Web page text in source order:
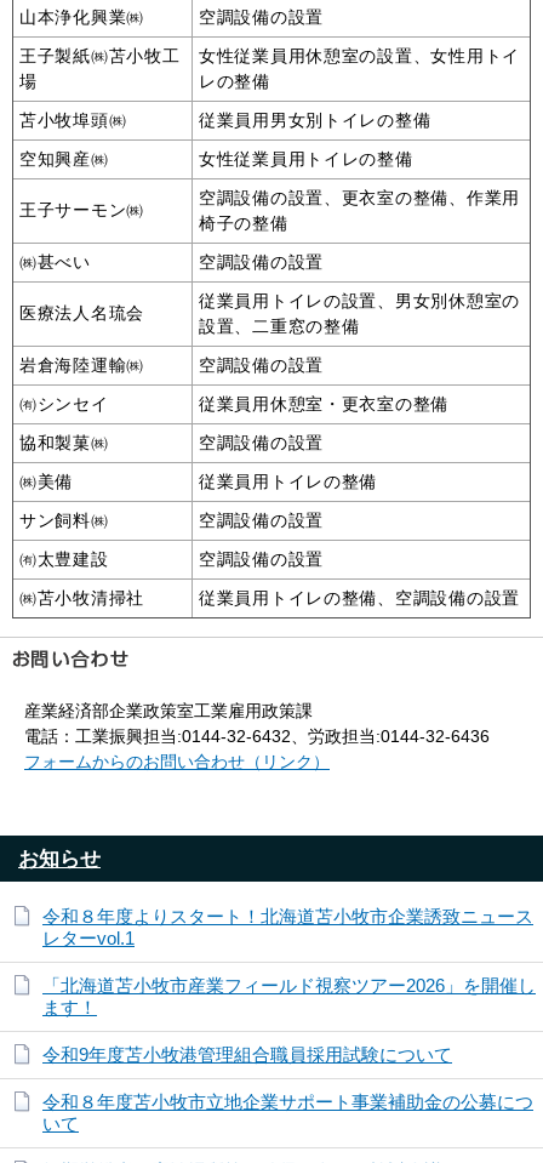
山本浄化興業㈱
空調設備の設置
王子製紙㈱苫小牧工
場
女性従業員用休憩室の設置、女性用トイ
レの整備
苫小牧埠頭㈱
従業員用男女別トイレの整備
空知興産㈱
女性従業員用トイレの整備
王子サーモン㈱
空調設備の設置、更衣室の整備、作業用
椅子の整備
㈱甚べい
空調設備の設置
医療法人名琉会
従業員用トイレの設置、男女別休憩室の
設置、二重窓の整備
岩倉海陸運輸㈱
空調設備の設置
㈲シンセイ
従業員用休憩室・更衣室の整備
協和製菓㈱
空調設備の設置
㈱美備
従業員用トイレの整備
サン飼料㈱
空調設備の設置
㈲太豊建設
空調設備の設置
㈱苫小牧清掃社
従業員用トイレの整備、空調設備の設置
産業経済部企業政策室工業雇用政策課
電話：工業振興担当:0144-32-6432、労政担当:0144-32-6436
フォームからのお問い合わせ（リンク）
お知らせ
令和８年度よりスタート！北海道苫小牧市企業誘致ニュース
レターvol.1
「北海道苫小牧市産業フィールド視察ツアー2026」を開催し
ます！
令和9年度苫小牧港管理組合職員採用試験について
令和８年度苫小牧市立地企業サポート事業補助金の公募につ
いて